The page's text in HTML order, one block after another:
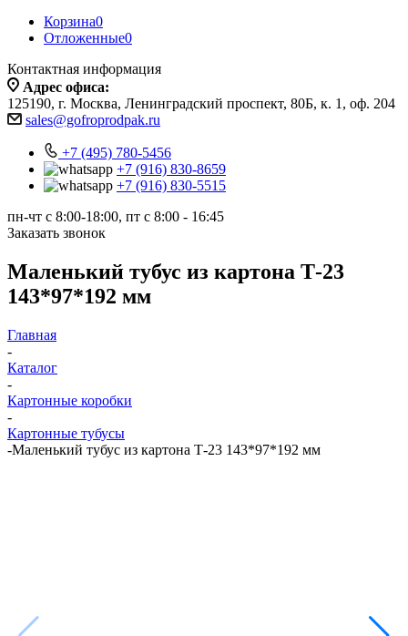
Корзина0
Отложенные0
Контактная информация
Адрес офиса:
125190, г. Москва, Ленинградский проспект, 80Б, к. 1, оф. 204
sales@gofroprodpak.ru
+7 (495) 780-5456
+7 (916) 830-8659
+7 (916) 830-5515
пн-чт c 8:00-18:00, пт с 8:00 - 16:45
Заказать звонок
Маленький тубус из картона Т-23
143*97*192 мм
Главная
-
Каталог
-
Картонные коробки
-
Картонные тубусы
-Маленький тубус из картона Т-23 143*97*192 мм